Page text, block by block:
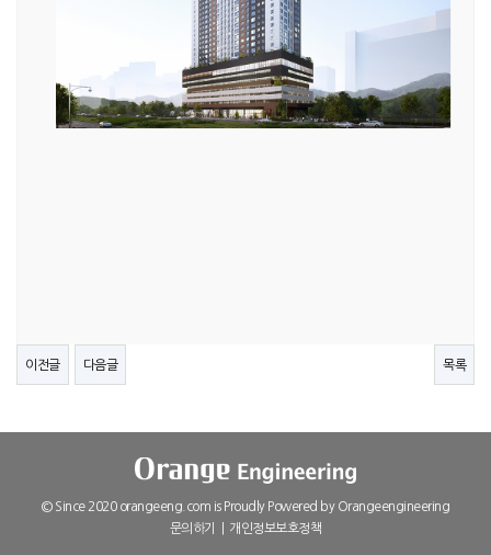
이전글 다음글 목록
© Since 2020 orangeeng.com is Proudly Powered by Orangeengineering
문의하기
개인정보보호정책